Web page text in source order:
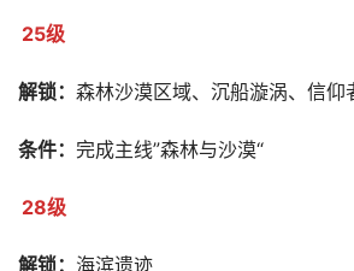
25级
解锁： 森林沙漠区域、沉船漩涡、信仰
条件： 完成主线”森林与沙漠“
28级
解锁： 海滨遗迹